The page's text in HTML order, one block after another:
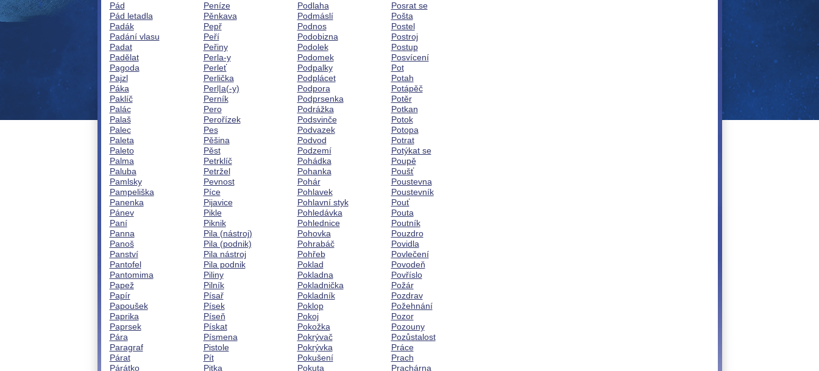
Pád
Pád letadla
Padák
Padání vlasu
Padat
Padělat
Pagoda
Pajzl
Páka
Paklíč
Palác
Palaš
Palec
Paleta
Paleto
Palma
Paluba
Pamlsky
Pampeliška
Panenka
Pánev
Paní
Panna
Panoš
Panství
Pantofel
Pantomima
Papež
Papír
Papoušek
Paprika
Paprsek
Pára
Paragraf
Párat
Párátko
Peníze
Pěnkava
Pepř
Peří
Peřiny
Perla-y
Perleť
Perlička
Perl|a(-y)
Perník
Pero
Perořízek
Pes
Pěšina
Pěst
Petrklíč
Petržel
Pevnost
Píce
Pijavice
Pikle
Piknik
Pila (nástroj)
Pila (podnik)
Pila nástroj
Pila podnik
Piliny
Pilník
Písař
Písek
Píseň
Pískat
Písmena
Pistole
Pít
Pitka
Podlaha
Podmáslí
Podnos
Podobizna
Podolek
Podomek
Podpalky
Podplácet
Podpora
Podprsenka
Podrážka
Podsvinče
Podvazek
Podvod
Podzemí
Pohádka
Pohanka
Pohár
Pohlavek
Pohlavní styk
Pohledávka
Pohlednice
Pohovka
Pohrabáč
Pohřeb
Poklad
Pokladna
Pokladnička
Pokladník
Poklop
Pokoj
Pokožka
Pokrývač
Pokrývka
Pokušení
Pokuta
Posrat se
Pošta
Postel
Postroj
Postup
Posvícení
Pot
Potah
Potápěč
Potěr
Potkan
Potok
Potopa
Potrat
Potýkat se
Poupě
Poušť
Poustevna
Poustevník
Pouť
Pouta
Poutník
Pouzdro
Povidla
Povlečení
Povodeň
Povříslo
Požár
Pozdrav
Požehnání
Pozor
Pozouny
Pozůstalost
Práce
Prach
Prachárna